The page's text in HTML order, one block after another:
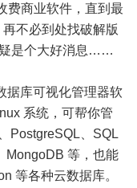
费商业软件，直到最
不必到处找破解版
疑是个大好消息……
据库可视化管理器软
系统，可帮你管
PostgreSQL、SQL
MongoDB 等，也能
等各种云数据库。